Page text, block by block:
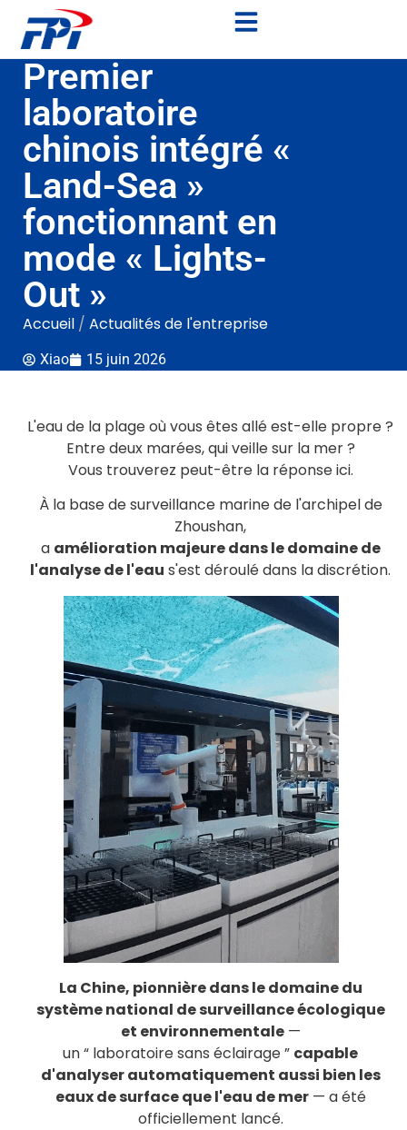
Premier
laboratoire
chinois intégré «
Land-Sea »
fonctionnant en
mode « Lights-
Out »
Accueil / Actualités de l'entreprise
Xiao 15 juin 2026
L'eau de la plage où vous êtes allé est-elle propre ?
Entre deux marées, qui veille sur la mer ?
Vous trouverez peut-être la réponse ici.
À la base de surveillance marine de l'archipel de
Zhoushan,
a amélioration majeure dans le domaine de
l'analyse de l'eau s'est déroulé dans la discrétion.
La Chine, pionnière dans le domaine du
système national de surveillance écologique
et environnementale—
un “ laboratoire sans éclairage ” capable
d'analyser automatiquement aussi bien les
eaux de surface que l'eau de mer— a été
officiellement lancé.